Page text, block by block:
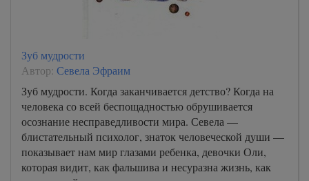
Зуб мудрости
Автор: Севела Эфраим
Зуб мудрости. Когда заканчивается детство? Когда на
человека со всей беспощадностью обрушивается
осознание несправедливости мира. Севела —
блистательный психолог, знаток человеческой души —
показывает нам мир глазами ребенка, девочки Оли,
которая видит, как фальшива и несуразна жизнь, как